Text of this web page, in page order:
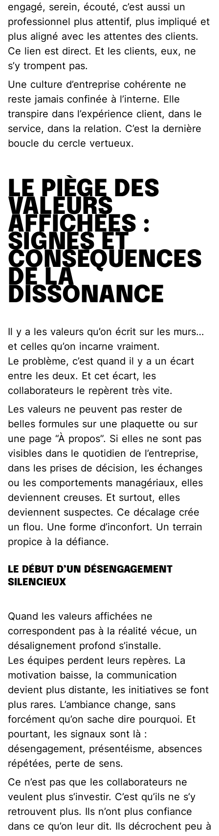
engagé, serein, écouté, c’est aussi un
professionnel plus attentif, plus impliqué et
plus aligné avec les attentes des clients.
Ce lien est direct. Et les clients, eux, ne
s’y trompent pas.
Une culture d’entreprise cohérente ne
reste jamais confinée à l’interne. Elle
transpire dans l’expérience client, dans le
service, dans la relation. C’est la dernière
boucle du cercle vertueux.
LE PIÈGE DES
VALEURS
AFFICHÉES :
SIGNES ET
CONSÉQUENCES
DE LA
DISSONANCE
Il y a les valeurs qu’on écrit sur les murs…
et celles qu’on incarne vraiment.
Le problème, c’est quand il y a un écart
entre les deux. Et cet écart, les
collaborateurs le repèrent très vite.
Les valeurs ne peuvent pas rester de
belles formules sur une plaquette ou sur
une page “À propos”. Si elles ne sont pas
visibles dans le quotidien de l’entreprise,
dans les prises de décision, les échanges
ou les comportements managériaux, elles
deviennent creuses. Et surtout, elles
deviennent suspectes. Ce décalage crée
un flou. Une forme d’inconfort. Un terrain
propice à la défiance.
LE DÉBUT D’UN DÉSENGAGEMENT
SILENCIEUX
Quand les valeurs affichées ne
correspondent pas à la réalité vécue, un
désalignement profond s’installe.
Les équipes perdent leurs repères. La
motivation baisse, la communication
devient plus distante, les initiatives se font
plus rares. L’ambiance change, sans
forcément qu’on sache dire pourquoi. Et
pourtant, les signaux sont là :
désengagement, présentéisme, absences
répétées, perte de sens.
Ce n’est pas que les collaborateurs ne
veulent plus s’investir. C’est qu’ils ne s’y
retrouvent plus. Ils n’ont plus confiance
dans ce qu’on leur dit. Ils décrochent peu à